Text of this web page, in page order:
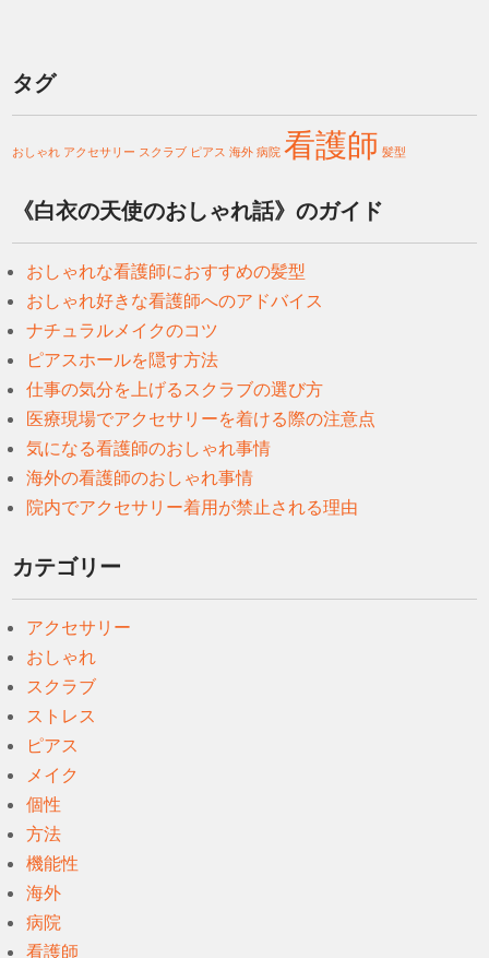
タグ
おしゃれ アクセサリー スクラブ ピアス 海外 病院 看護師 髪型
《白衣の天使のおしゃれ話》のガイド
おしゃれな看護師におすすめの髪型
おしゃれ好きな看護師へのアドバイス
ナチュラルメイクのコツ
ピアスホールを隠す方法
仕事の気分を上げるスクラブの選び方
医療現場でアクセサリーを着ける際の注意点
気になる看護師のおしゃれ事情
海外の看護師のおしゃれ事情
院内でアクセサリー着用が禁止される理由
カテゴリー
アクセサリー
おしゃれ
スクラブ
ストレス
ピアス
メイク
個性
方法
機能性
海外
病院
看護師